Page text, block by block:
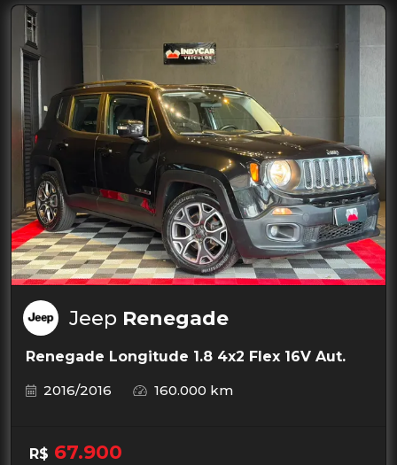
Jeep Renegade
Renegade Longitude 1.8 4x2 Flex 16V Aut.
2016/2016
160.000 km
R$ 67.900